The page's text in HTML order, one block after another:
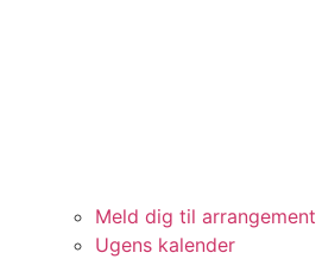
Meld dig til arrangement
Ugens kalender